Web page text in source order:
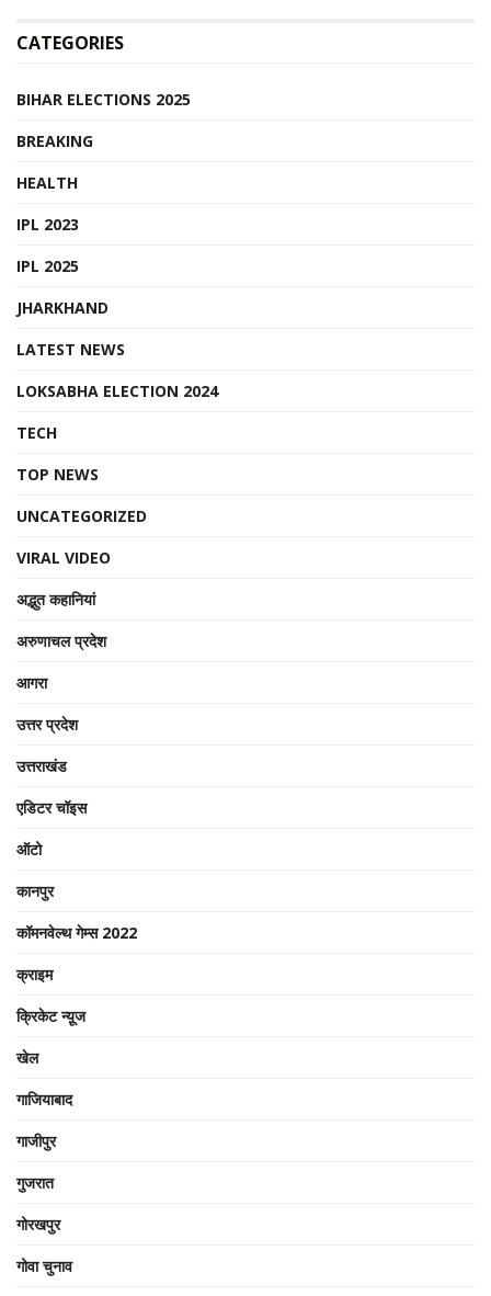
CATEGORIES
BIHAR ELECTIONS 2025
BREAKING
HEALTH
IPL 2023
IPL 2025
JHARKHAND
LATEST NEWS
LOKSABHA ELECTION 2024
TECH
TOP NEWS
UNCATEGORIZED
VIRAL VIDEO
अद्भुत कहानियां
अरुणाचल प्रदेश
आगरा
उत्तर प्रदेश
उत्तराखंड
एडिटर चॉइस
ऑटो
कानपुर
कॉमनवेल्थ गेम्स 2022
क्राइम
क्रिकेट न्यू़ज
खेल
गाजियाबाद
गाजीपुर
गुजरात
गोरखपुर
गोवा चुनाव